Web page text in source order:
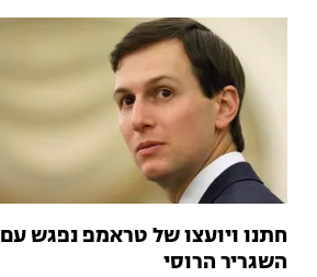
חתנו ויועצו של טראמפ נפגש עם
השגריר הרוסי